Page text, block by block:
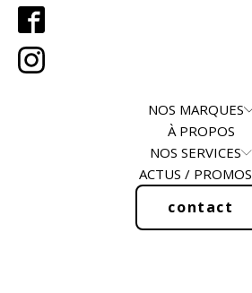
NOS MARQUES
À PROPOS
NOS SERVICES
ACTUS / PROMOS
contact